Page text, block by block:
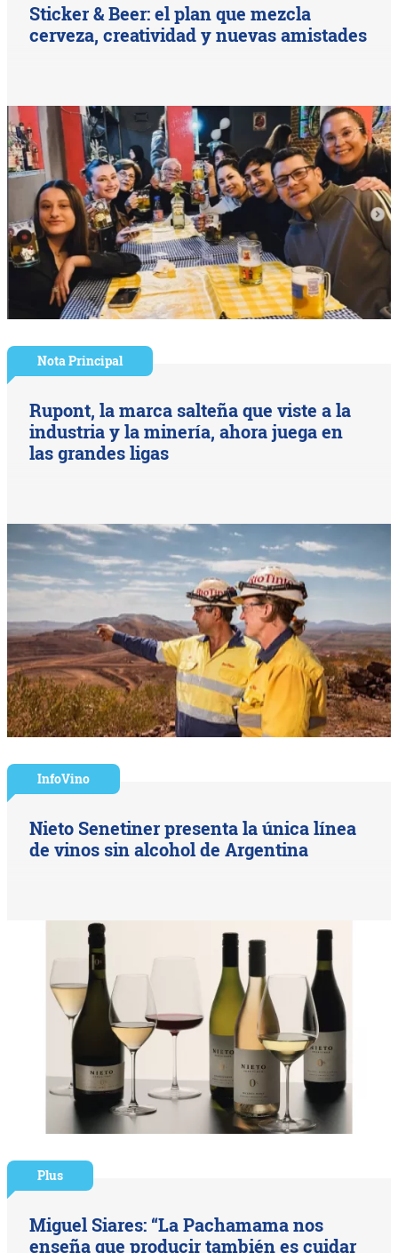
Sticker & Beer: el plan que mezcla
cerveza, creatividad y nuevas amistades
Nota Principal
Rupont, la marca salteña que viste a la
industria y la minería, ahora juega en
las grandes ligas
InfoVino
Nieto Senetiner presenta la única línea
de vinos sin alcohol de Argentina
Plus
Miguel Siares: “La Pachamama nos
enseña que producir también es cuidar